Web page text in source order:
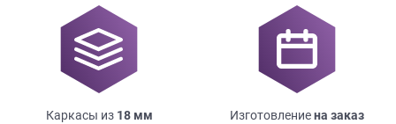
Каркасы из 18мм
Изготовлениена заказ